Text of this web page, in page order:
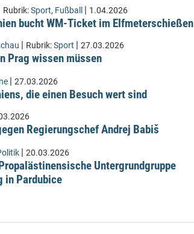
Rubrik:Sport, Fußball | 1.04.2026
bucht WM-Ticket im Elfmeterschießen
| Rubrik:Sport | 27.03.2026
Prag wissen müssen
| 27.03.2026
die einen Besuch wert sind
Regierungschef Andrej Babiš
| 20.03.2026
Untergrundgruppe
in Pardubice